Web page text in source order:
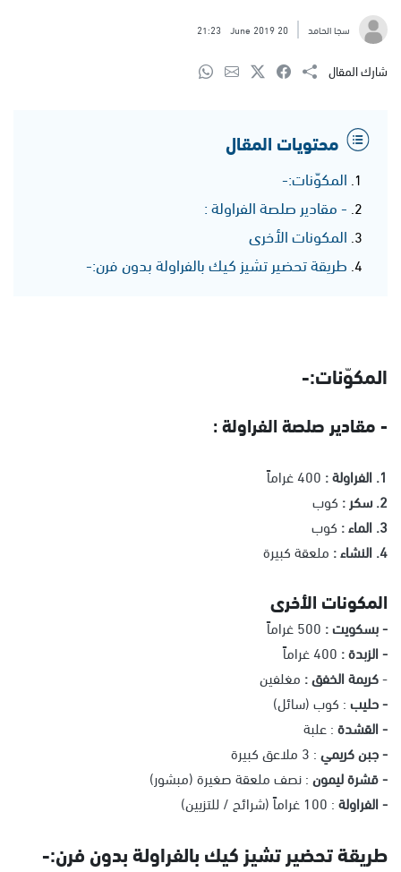
سجا الحامد 20 June 2019
21:23
شارك المقال
محتويات المقال
المكوّنات:-
- مقادير صلصة الفراولة :
المكونات الأخرى
طريقة تحضير تشيز كيك بالفراولة بدون فرن:-
المكوّنات:-
- مقادير صلصة الفراولة :
1. الفراولة :
2. سكر :
كوب
3. الماء :
كوب
4. النشاء :
ملعقة كبيرة
المكونات الأخرى
- بسكويت :
- الزبدة :
-كريمة الخفق : مغلفين
- حليب: كوب (سائل)
- القشدة: علبة
- جبن كريمي: 3 ملاعق كبيرة
- قشرة ليمون: نصف ملعقة صغيرة (مبشور)
- الفراولة: 100 غراماً (شرائح / للتزيين)
طريقة تحضير تشيز كيك بالفراولة بدون فرن:-